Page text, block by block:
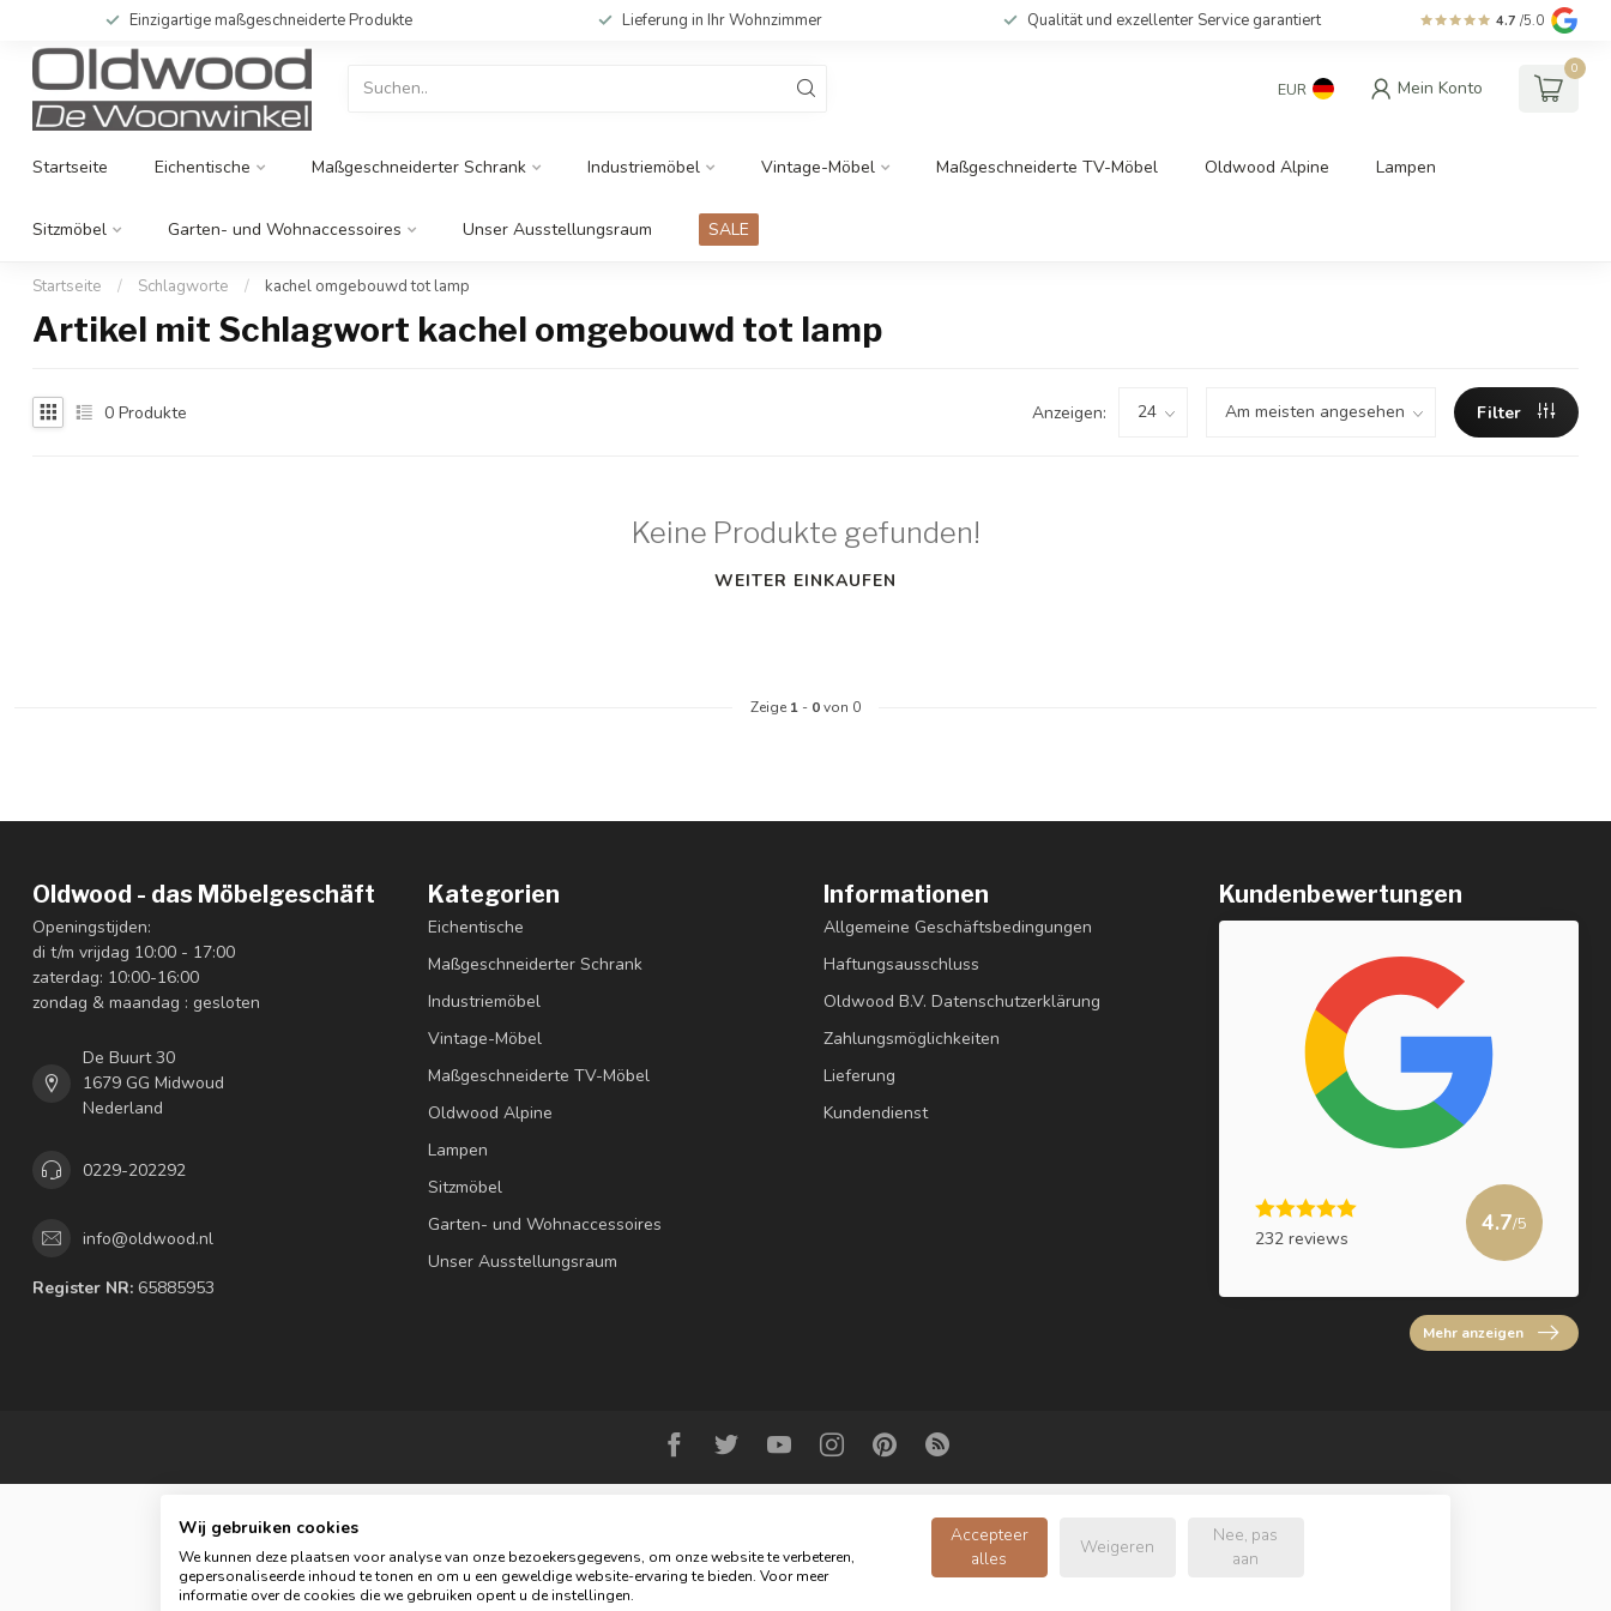
Einzigartige maßgeschneiderte Produkte Lieferung in Ihr Wohnzimmer Qualität und exzellenter Service garantiert 4.7 /5.0
EUR Mein Konto
0
Startseite Eichentische Maßgeschneiderter Schrank Industriemöbel Vintage-Möbel Maßgeschneiderte TV-Möbel Oldwood Alpine Lampen
Sitzmöbel Garten- und Wohnaccessoires Unser Ausstellungsraum SALE
Startseite / Schlagworte / kachel omgebouwd tot lamp
Artikel mit Schlagwort kachel omgebouwd tot lamp
0 Produkte Anzeigen: Filter
Keine Produkte gefunden!
WEITER EINKAUFEN
Zeige 1 - 0von 0
Oldwood - das Möbelgeschäft
Openingstijden:
di t/m vrijdag 10:00 - 17:00
zaterdag: 10:00-16:00
zondag & maandag : gesloten
De Buurt 30
1679 GG Midwoud
Nederland
0229-202292
info@oldwood.nl
Register NR: 65885953
Kategorien
Eichentische
Maßgeschneiderter Schrank
Industriemöbel
Vintage-Möbel
Maßgeschneiderte TV-Möbel
Oldwood Alpine
Lampen
Sitzmöbel
Garten- und Wohnaccessoires
Unser Ausstellungsraum
Informationen
Allgemeine Geschäftsbedingungen
Haftungsausschluss
Oldwood B.V. Datenschutzerklärung
Zahlungsmöglichkeiten
Lieferung
Kundendienst
Kundenbewertungen
232 reviews
4.7/5
Mehr anzeigen
© Copyright 2026 Oldwood - das Möbelgeschäft - Powered by
Wij gebruiken cookies
We kunnen deze plaatsen voor analyse van onze bezoekersgegevens, om onze website te verbeteren,
gepersonaliseerde inhoud te tonen en om u een geweldige website-ervaring te bieden. Voor meer
informatie over de cookies die we gebruiken opent u de instellingen.
Accepteer
alles
Weigeren
Nee, pas
aan